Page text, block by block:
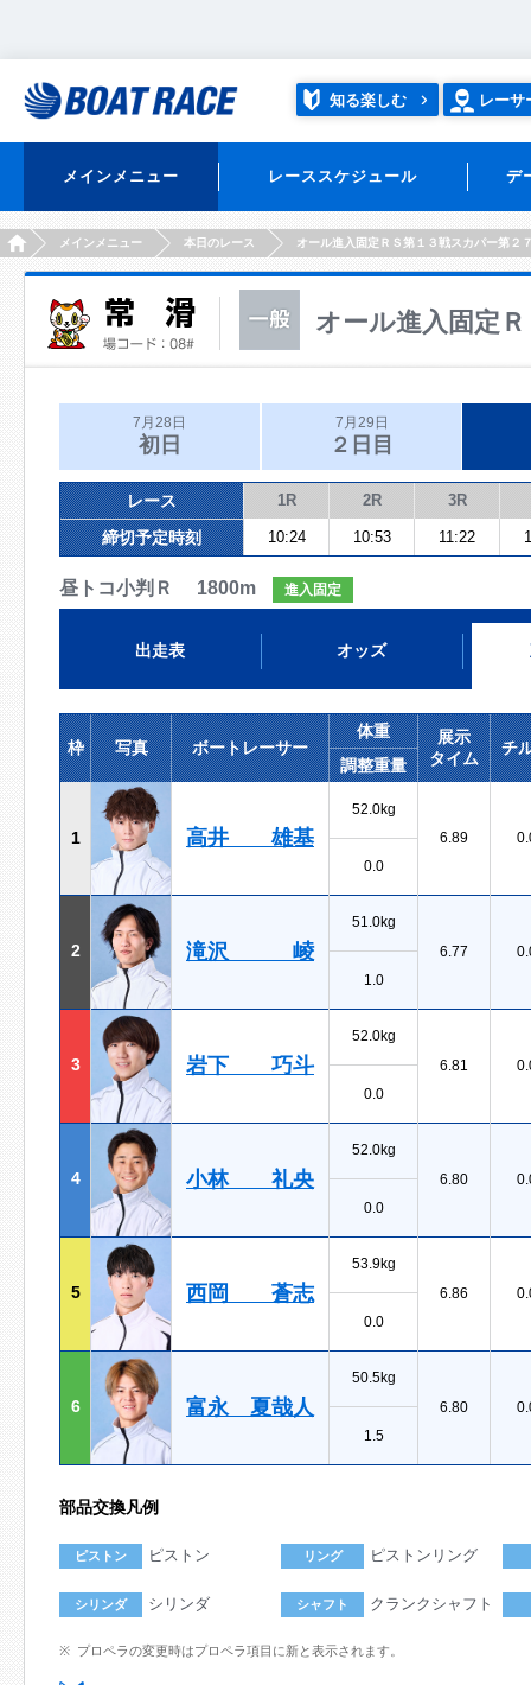
知る楽しむ レーサ
メインメニュー レーススケジュール デ
HOMEメインメニュー 本日のレース オール進入固定ＲＳ第１３戦スカパー第２
オール進入固定
7月28日
初日
7月29日
２日目
レース 1R 2R 3R
締切予定時刻 10:24 10:53 11:22
昼トコ小判Ｒ 1800m 進入固定
出走表 オッズ
枠 写真 ボートレーサー
体重
展示
タイム
チ
調整重量
1 高井 雄基
52.0kg
6.89
0.0
2 滝沢 崚
51.0kg
6.77
1.0
3 岩下 巧斗
52.0kg
6.81
0.0
4 小林 礼央
52.0kg
6.80
0.0
5 西岡 蒼志
53.9kg
6.86
0.0
6 富永 夏哉人
50.5kg
6.80
1.5
部品交換凡例
ピストン ピストン リング ピストンリング
シリンダ シリンダ シャフト クランクシャフト
プロペラの変更時はプロペラ項目に新と表示されます。